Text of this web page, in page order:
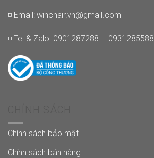
◽ Email: winchair.vn@gmail.com
◽ Tel & Zalo: 0901287288 – 0931285588
Chính sách bảo mật
Chính sách bán hàng